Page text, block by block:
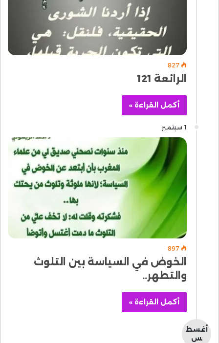
827
الرائعة 121
أكمل القراءة »
1 سبتمبر
897
الخوض في السياسة بين التلوث
والتطهر..
أكمل القراءة »
أغسط
س